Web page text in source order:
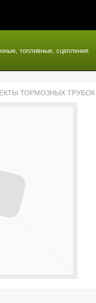
топливные, сцепления
ТОРМОЗНЫХ ТРУБОК